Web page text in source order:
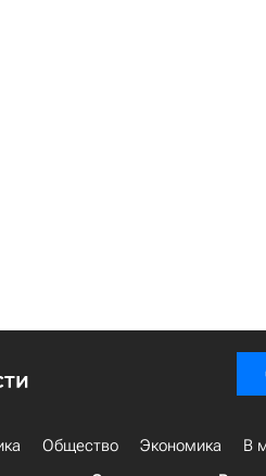
Общество Экономика В